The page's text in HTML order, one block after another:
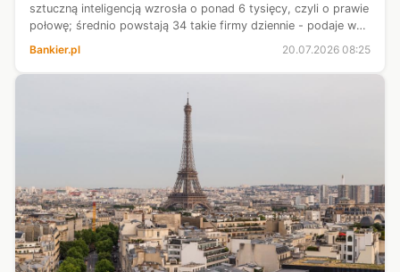
sztuczną inteligencją wzrosła o ponad 6 tysięcy, czyli o prawie
połowę; średnio powstają 34 takie firmy dziennie - podaje w
Bankier.pl 20.07.2026 08:25